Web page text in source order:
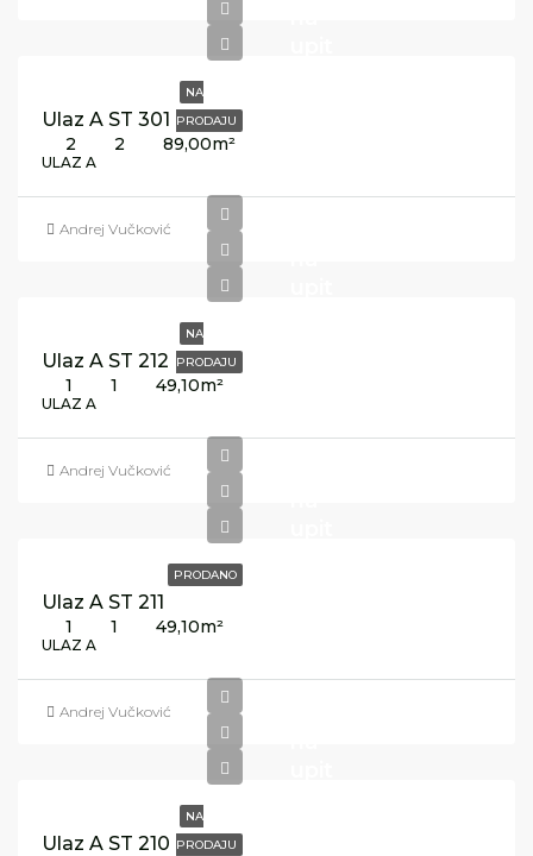
NA
PRODAJU
Ulaz A ST 301
2 2 89,00m²
ULAZ A
Andrej Vučković
NA
PRODAJU
Ulaz A ST 212
1 1 49,10m²
ULAZ A
Andrej Vučković
PRODANO
Ulaz A ST 211
1 1 49,10m²
ULAZ A
Andrej Vučković
NA
PRODAJU
Ulaz A ST 210